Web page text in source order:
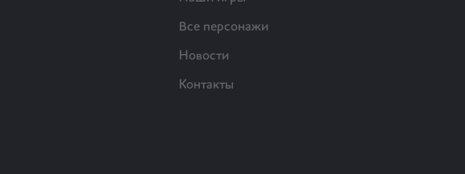
Все персонажи
Новости
Контакты